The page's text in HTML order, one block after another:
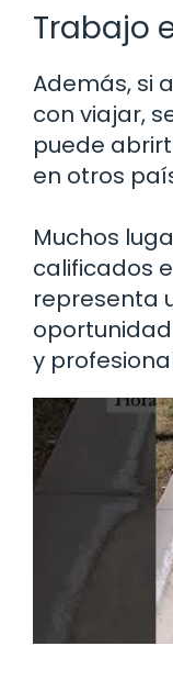
Trabajo
Además, si
con viajar,
puede
en otros
Muchos
calificados
representa
y